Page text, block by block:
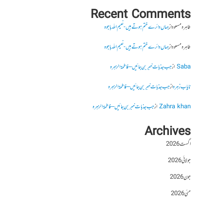
Recent Comments
طاہرہ مسعودازجہاں دائرے ختم ہوتے ہیں- نعیم اللہ باجوہ
طاہرہ مسعودازجہاں دائرے ختم ہوتے ہیں- نعیم اللہ باجوہ
Sabaازجب جذبات خبر بن جائیں – فاطمۃالزہرہ
نایاب زہرہازجب جذبات خبر بن جائیں – فاطمۃالزہرہ
Zahra khanازجب جذبات خبر بن جائیں – فاطمۃالزہرہ
Archives
اگست 2026
جولائی 2026
جون 2026
مئی 2026